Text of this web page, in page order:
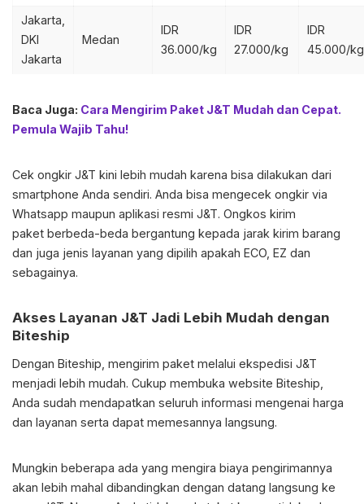
Jakarta,
DKI
Jakarta
Medan
IDR
36.000/kg
IDR
27.000/kg
IDR
45.000/kg
Baca Juga: Cara Mengirim Paket J&T Mudah dan Cepat.
Pemula Wajib Tahu!
Cek ongkir J&T kini lebih mudah karena bisa dilakukan dari
smartphone Anda sendiri. Anda bisa mengecek ongkir via
Whatsapp maupun aplikasi resmi J&T. Ongkos kirim
paket berbeda-beda bergantung kepada jarak kirim barang
dan juga jenis layanan yang dipilih apakah ECO, EZ dan
sebagainya.
Akses Layanan J&T Jadi Lebih Mudah dengan
Biteship
Dengan Biteship, mengirim paket melalui ekspedisi J&T
menjadi lebih mudah. Cukup membuka website Biteship,
Anda sudah mendapatkan seluruh informasi mengenai harga
dan layanan serta dapat memesannya langsung.
Mungkin beberapa ada yang mengira biaya pengirimannya
akan lebih mahal dibandingkan dengan datang langsung ke